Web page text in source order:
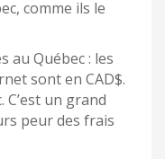
comme ils le
au Québec : les
sont en CAD$.
C’est un grand
peur des frais